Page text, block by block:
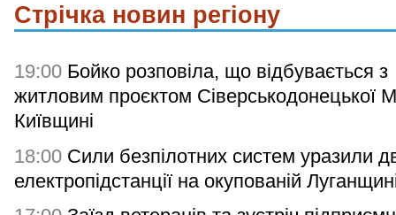
Стрічка новин регіону
19:00 Бойко розповіла, що відбувається з
житловим проєктом Сіверськодонецької
Київщині
18:00 Сили безпілотних систем уразили
електропідстанції на окупованій